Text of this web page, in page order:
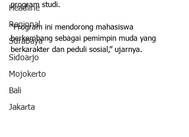
Headline
Regional
Surabaya
Sidoarjo
Mojokerto
Bali
Jakarta
program studi.
"Program ini mendorong mahasiswa
berkembang sebagai pemimpin muda yang
berkarakter dan peduli sosial,” ujarnya.